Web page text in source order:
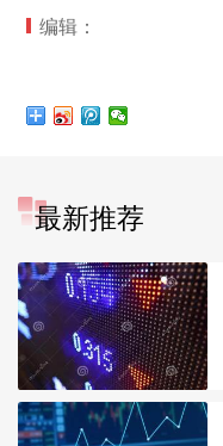
编辑：
最新推荐